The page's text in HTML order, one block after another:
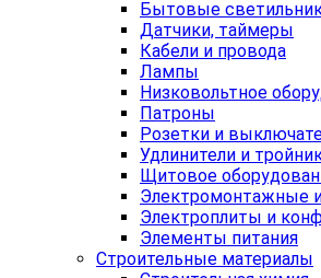
Бытовые
Датчики, таймеры
Кабели и провода
Лампы
Низковольтное
Патроны
Розетки и
Удлинители и
Щитовое
Электромонтажные
Электроплиты и
Элементы питания
Строительные материалы